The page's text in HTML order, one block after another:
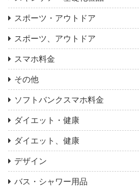
スポーツ・アウトドア
スポーツ、アウトドア
スマホ料金
その他
ソフトバンクスマホ料金
ダイエット・健康
ダイエット、健康
デザイン
バス・シャワー用品